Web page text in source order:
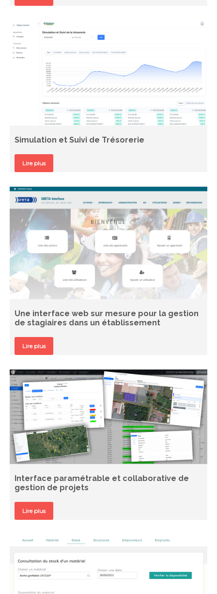
Simulation et Suivi de Trésorerie
Lire plus
Une interface web sur mesure pour la gestion
de stagiaires dans un établissement
Lire plus
Interface paramétrable et collaborative de
gestion de projets
Lire plus